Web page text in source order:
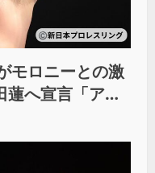
モロニーとの激
へ宣言「アイ
す」